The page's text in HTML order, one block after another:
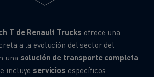
T de Renault Trucks ofrece una
a la evolución del sector del
una solución de transporte completa
incluye servicios específicos